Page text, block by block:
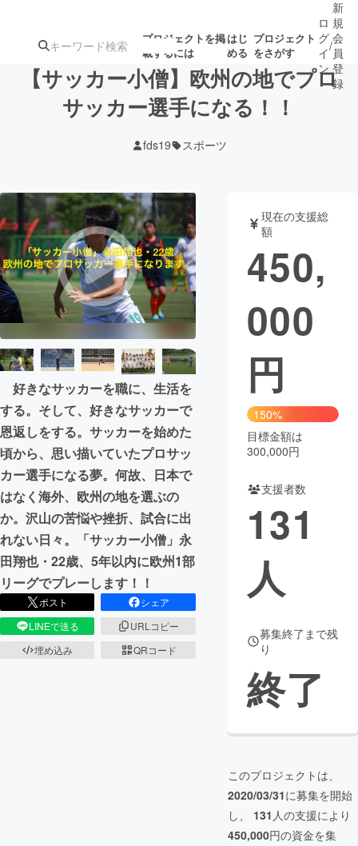
プロジェクトを掲
載するには
はじ
める
プロジェクト
をさがす
ジェクト
ロジェクト
アート・写真 音楽
テクノロジー・ガジェット ゲーム・サ
映像・映画
ビジネス・起業
まちづくり・地域活性化
CAMPFIRE for Social Good
CAMPFIRE Creation
CAMPFIREふるさと納税machi-ya コミュニティ
ロ
グ
イ
ン
/
新
規
会
員
登
録
【サッカー小僧】欧州の地でプロ
サッカー選手になる！！
fds19 スポーツ
好きなサッカーを職に、生活を
する。そして、好きなサッカーで
恩返しをする。サッカーを始めた
頃から、思い描いていたプロサッ
カー選手になる夢。何故、日本で
はなく海外、欧州の地を選ぶの
か。沢山の苦悩や挫折、試合に出
れない日々。「サッカー小僧」永
田翔也・22歳、5年以内に欧州1部
リーグでプレーします！！
ポスト
シェア
LINEで送る
URLコピー
埋め込み
QRコード
現在の支援総
額
450,
000
円
150%
目標金額は
300,000円
支援者数
131
人
募集終了まで残
り
終了
このプロジェクトは、
2020/03/31に募集を開始
し、 131 人の支援により
450,000円の資金を集